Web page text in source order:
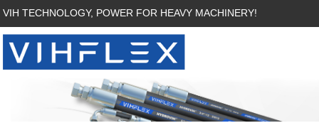
VIH TECHNOLOGY, POWER FOR HEAVY MACHINERY!